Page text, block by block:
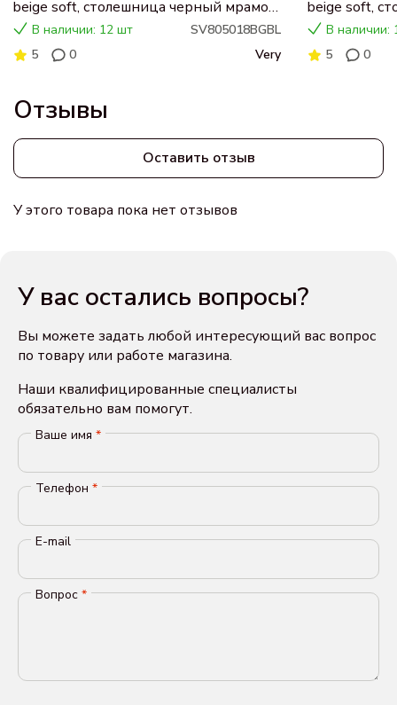
beige soft, столешница черный мрамор,
раковина CN5018
В наличии: 12 шт
SV805018BGBL
5
0 Very
beige soft,
раковина
В наличии:
5
0
Отзывы
Оставить отзыв
У этого товара пока нет отзывов
У вас остались вопросы?
Вы можете задать любой интересующий вас вопрос
по товару или работе магазина.
Наши квалифицированные специалисты
обязательно вам помогут.
Ваше имя *
Телефон *
E-mail
Вопрос *